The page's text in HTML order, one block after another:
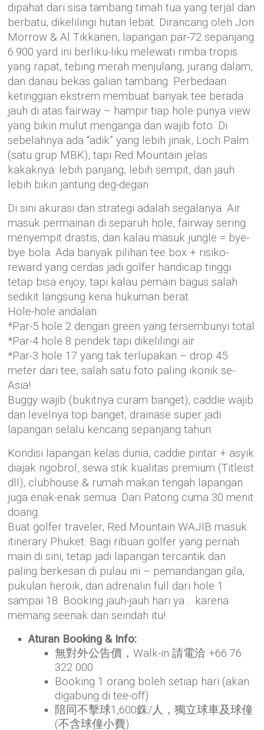
dipahat dari sisa tambang timah tua yang terjal dan
berbatu, dikelilingi hutan lebat. Dirancang oleh Jon
Morrow & Al Tikkanen, lapangan par-72 sepanjang
6.900 yard ini berliku-liku melewati rimba tropis
yang rapat, tebing merah menjulang, jurang dalam,
dan danau bekas galian tambang. Perbedaan
ketinggian ekstrem membuat banyak tee berada
jauh di atas fairway – hampir tiap hole punya view
yang bikin mulut menganga dan wajib foto. Di
sebelahnya ada “adik” yang lebih jinak, Loch Palm
(satu grup MBK), tapi Red Mountain jelas
kakaknya: lebih panjang, lebih sempit, dan jauh
lebih bikin jantung deg-degan.
Di sini akurasi dan strategi adalah segalanya. Air
masuk permainan di separuh hole, fairway sering
menyempit drastis, dan kalau masuk jungle = bye-
bye bola. Ada banyak pilihan tee box + risiko-
reward yang cerdas jadi golfer handicap tinggi
tetap bisa enjoy, tapi kalau pemain bagus salah
sedikit langsung kena hukuman berat.
Hole-hole andalan:
*Par-5 hole 2 dengan green yang tersembunyi total
*Par-4 hole 8 pendek tapi dikelilingi air
*Par-3 hole 17 yang tak terlupakan – drop 45
meter dari tee, salah satu foto paling ikonik se-
Asia!
Buggy wajib (bukitnya curam banget), caddie wajib
dan levelnya top banget, drainase super jadi
lapangan selalu kencang sepanjang tahun.
Kondisi lapangan kelas dunia, caddie pintar + asyik
diajak ngobrol, sewa stik kualitas premium (Titleist
dll), clubhouse & rumah makan tengah lapangan
juga enak-enak semua. Dari Patong cuma 30 menit
doang.
Buat golfer traveler, Red Mountain WAJIB masuk
itinerary Phuket. Bagi ribuan golfer yang pernah
main di sini, tetap jadi lapangan tercantik dan
paling berkesan di pulau ini – pemandangan gila,
pukulan heroik, dan adrenalin full dari hole 1
sampai 18. Booking jauh-jauh hari ya… karena
memang seenak dan seindah itu!
Aturan Booking & Info:
無對外公告價，Walk-in 請電洽 +66 76
322 000
Booking 1 orang boleh setiap hari (akan
digabung di tee-off)
陪同不擊球1,600銖/人，獨立球車及球僮
(不含球僮小費)